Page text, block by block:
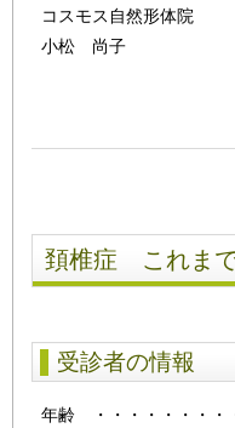
コスモス自然形体院
小松 尚子
頚椎症 これま
受診者の情報
年齢 ・・・・・・・・